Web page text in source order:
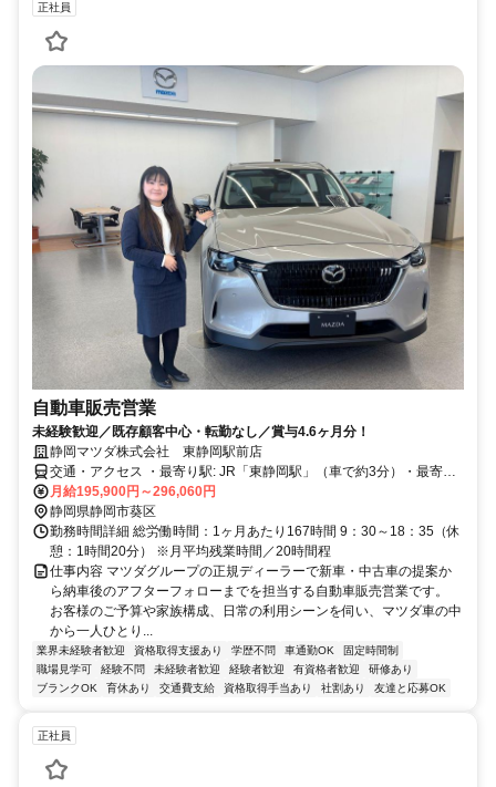
正社員
自動車販売営業
未経験歓迎／既存顧客中心・転勤なし／賞与4.6ヶ月分！
静岡マツダ株式会社 東静岡駅前店
交通・アクセス ・最寄り駅: JR「東静岡駅」（車で約3分）・最寄り
インターチェンジ: 静岡IC（車で約12分）
月給195,900円～296,060円
静岡県静岡市葵区
勤務時間詳細 総労働時間：1ヶ月あたり167時間 9：30～18：35（休
憩：1時間20分） ※月平均残業時間／20時間程
仕事内容 マツダグループの正規ディーラーで新車・中古車の提案か
ら納車後のアフターフォローまでを担当する自動車販売営業です。
お客様のご予算や家族構成、日常の利用シーンを伺い、マツダ車の中
から一人ひとり...
業界未経験者歓迎 資格取得支援あり 学歴不問 車通勤OK
固定時間制
職場見学可
経験不問 未経験者歓迎 経験者歓迎 有資格者歓迎
研修あり
ブランクOK
育休あり 交通費支給 資格取得手当あり 社割あり 友達と応募OK
正社員